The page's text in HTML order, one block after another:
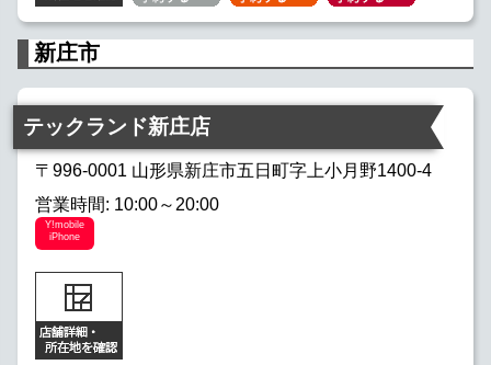
新庄市
テックランド新庄店
〒996-0001 山形県新庄市五日町字上小月野1400-4
営業時間: 10:00～20:00
Y!mobile
iPhone